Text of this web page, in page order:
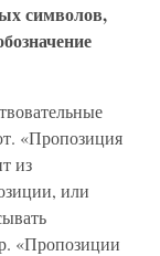
символов,
«Пропозиция
из
или
«Пропозиции